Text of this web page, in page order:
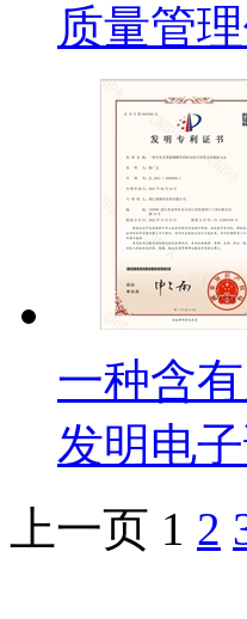
质量管
一种含
发明电
上一页 1 2